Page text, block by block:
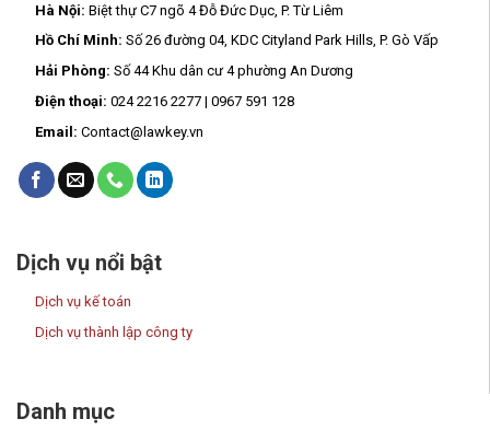
Hà Nội: Biệt thự C7 ngõ 4 Đỗ Đức Dục, P. Từ Liêm
Hồ Chí Minh: Số 26 đường 04, KDC Cityland Park Hills, P. Gò Vấp
Hải Phòng: Số 44 Khu dân cư 4 phường An Dương
Điện thoại: 024 2216 2277 | 0967 591 128
Email: Contact@lawkey.vn
Dịch vụ nổi bật
Dịch vụ kế toán
Dịch vụ thành lập công ty
Danh mục